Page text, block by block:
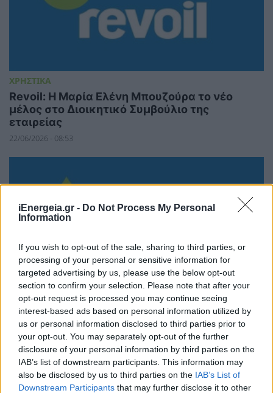
iEnergeia.gr - Do Not Process My Personal
Information
If you wish to opt-out of the sale, sharing to third parties, or
processing of your personal or sensitive information for
targeted advertising by us, please use the below opt-out
section to confirm your selection. Please note that after your
opt-out request is processed you may continue seeing
interest-based ads based on personal information utilized by
us or personal information disclosed to third parties prior to
your opt-out. You may separately opt-out of the further
disclosure of your personal information by third parties on the
IAB’s list of downstream participants. This information may
also be disclosed by us to third parties on the IAB’s List of
Downstream Participants that may further disclose it to other
ΧΡΗΣΤΙΚΑ
Revoil: Η Μαρία Ελένη Μπουζούρα το νέο
μέλος στο Διοικητικό Συμβούλιο της
εταιρείας
22/06/2026 - 08:53
ΧΡΗΣΤΙΚΑ
Revoil: Υλοποίηση απόφασης για την αγορά
2.191.260 ιδίων μετοχών
12/01/2026 - 13:36